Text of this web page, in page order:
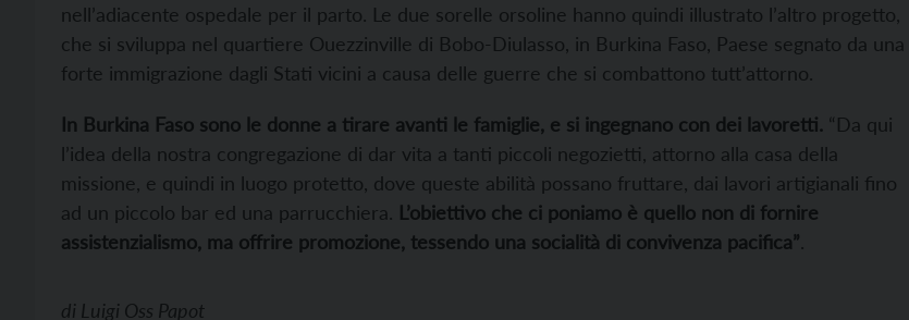
nell’adiacente ospedale per il parto. Le due sorelle orsoline hanno quindi illustrato l’altro progetto,
che si sviluppa nel quartiere Ouezzinville di Bobo-Diulasso, in Burkina Faso, Paese segnato da una
forte immigrazione dagli Stati vicini a causa delle guerre che si combattono tutt’attorno.
In Burkina Faso sono le donne a tirare avanti le famiglie, e si ingegnano con dei lavoretti. “Da qui
l’idea della nostra congregazione di dar vita a tanti piccoli negozietti, attorno alla casa della
missione, e quindi in luogo protetto, dove queste abilità possano fruttare, dai lavori artigianali fino
ad un piccolo bar ed una parrucchiera. L’obiettivo che ci poniamo è quello non di fornire
assistenzialismo, ma offrire promozione, tessendo una socialità di convivenza pacifica”.
di Luigi Oss Papot